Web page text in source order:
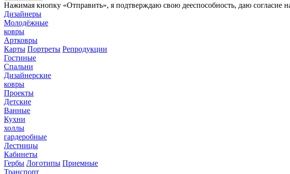
Нажимая кнопку «Отправить», я подтверждаю свою дееспособность, даю согласие
Дизайнеры
Молодёжные
ковры
Артковры
Карты Портреты Репродукции
Гостиные
Спальни
Дизайнерские
ковры
Проекты
Детские
Ванные
Кухни
холлы
гардеробные
Лестницы
Кабинеты
Гербы Логотипы Приемные
Транспорт